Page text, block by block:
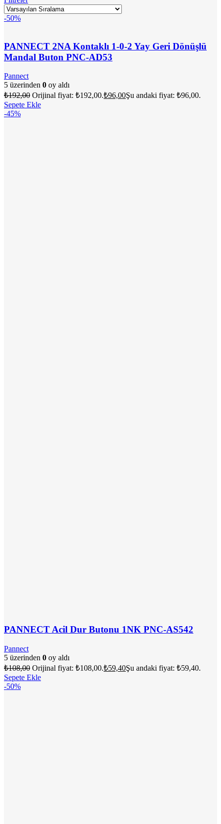
-50%
PANNECT 2NA Kontaklı 1-0-2 Yay Geri Dönüşlü
Mandal Buton PNC-AD53
Pannect
5 üzerinden 0 oy aldı
₺192,00 Orijinal fiyat: ₺192,00.₺96,00Şu andaki fiyat: ₺96,00.
Sepete Ekle
-45%
PANNECT Acil Dur Butonu 1NK PNC-AS542
Pannect
5 üzerinden 0 oy aldı
₺108,00 Orijinal fiyat: ₺108,00.₺59,40Şu andaki fiyat: ₺59,40.
Sepete Ekle
-50%